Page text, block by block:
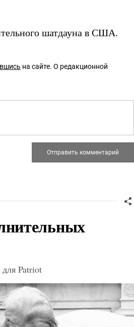
шатдауна в США.
на сайте. О редакционной
Patriot